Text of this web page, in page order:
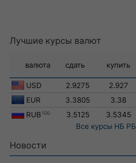
Лучшие курсы валют
валюта сдать купить
USD 2.9275 2.927
EUR
3.3805 3.38
RUB 100 3.5125 3.5345
Все курсы НБ РБ
Новости